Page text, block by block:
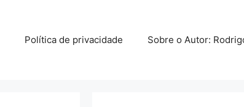
Política de privacidade Sobre o Autor: